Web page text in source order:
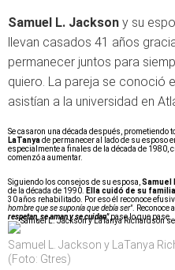
Samuel L. Jackson y su
llevan casados 41 años
permanecer juntos para
quiero. La pareja se conoció
asistían a la universidad en
Se casaron una década después, prometiendo
LaTanyade permanecer al lado de su esposo
especialmente a finales de la década de 1980,
comenzó a aumentar.
Siguiendo los consejos de su esposa, Samuel
de la década de 1990.
Ella cuidó de su
30 años rehabilitado. Por eso él reconoce
hombre que se suponía que debía ser". Reconoce
respetan, se aman y se cuidan"pase lo que pase.
Samuel L. Jackson y LaTanya
(Foto: Gtres)